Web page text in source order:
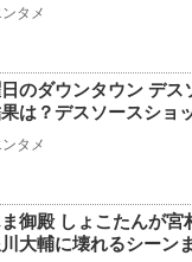
ンタメ
のダウンタウン デス
は？デスソースショ
ンタメ
御殿 しょこたんが宮
川大輔に壊れるシーン